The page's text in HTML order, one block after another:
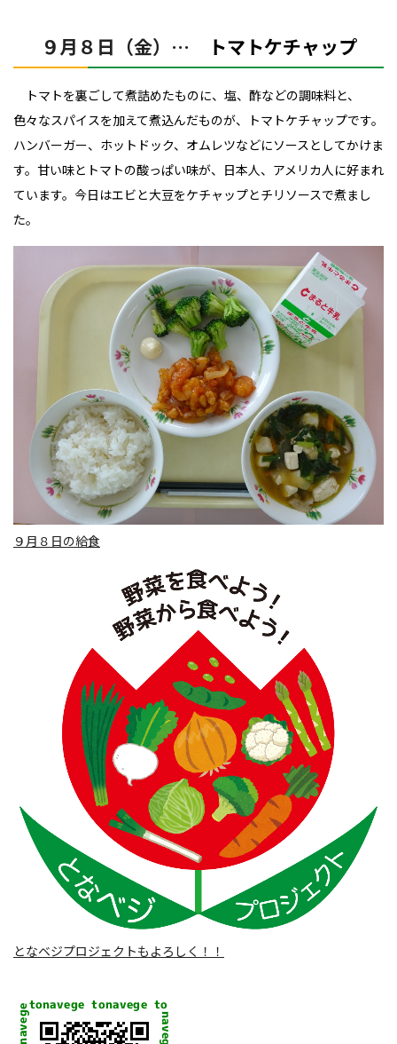
９月８日（金）… トマトケチャップ
トマトを裏ごして煮詰めたものに、塩、酢などの調味料と、
色々なスパイスを加えて煮込んだものが、トマトケチャップです。
ハンバーガー、ホットドック、オムレツなどにソースとしてかけま
す。甘い味とトマトの酸っぱい味が、日本人、アメリカ人に好まれ
ています。今日はエビと大豆をケチャップとチリソースで煮まし
た。
９月８日の給食
となベジプロジェクトもよろしく！！